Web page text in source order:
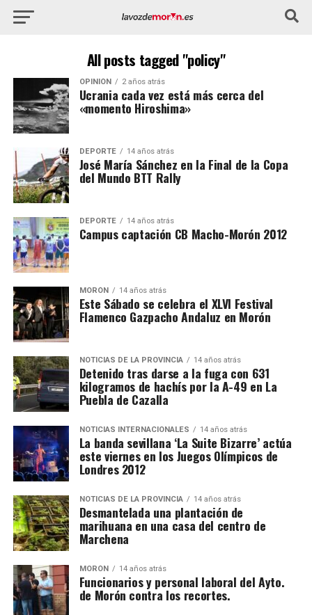
All posts tagged "policy"
OPINIÓN 2 años atrás
Ucrania cada vez está más cerca del
«momento Hiroshima»
DEPORTE 14 años atrás
José María Sánchez en la Final de la Copa
del Mundo BTT Rally
DEPORTE 14 años atrás
Campus captación CB Macho-Morón 2012
MORÓN 14 años atrás
Este Sábado se celebra el XLVI Festival
Flamenco Gazpacho Andaluz en Morón
NOTICIAS DE LA PROVINCIA 14 años atrás
Detenido tras darse a la fuga con 631
kilogramos de hachís por la A-49 en La
Puebla de Cazalla
NOTICIAS INTERNACIONALES 14 años atrás
La banda sevillana ‘La Suite Bizarre’ actúa
este viernes en los Juegos Olímpicos de
Londres 2012
NOTICIAS DE LA PROVINCIA 14 años atrás
Desmantelada una plantación de
marihuana en una casa del centro de
Marchena
MORÓN 14 años atrás
Funcionarios y personal laboral del Ayto.
de Morón contra los recortes.